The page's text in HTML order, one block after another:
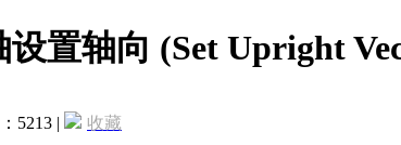
置轴向 (Set Upright
5213 | 收藏